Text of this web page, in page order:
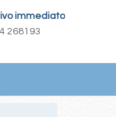
immediato
268193